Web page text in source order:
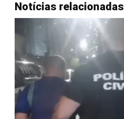
Notícias relacionadas